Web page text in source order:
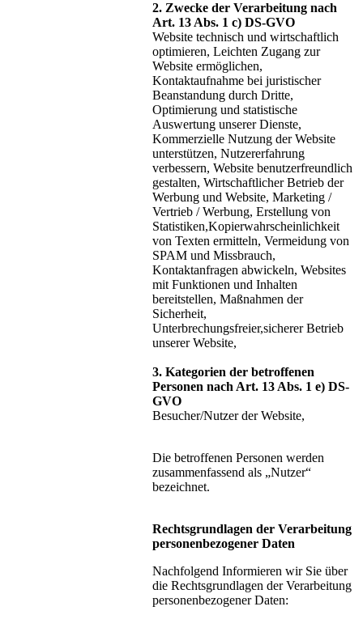
2. Zwecke der Verarbeitung nach
Art. 13 Abs. 1 c) DS-GVO
Website technisch und wirtschaftlich
optimieren, Leichten Zugang zur
Website ermöglichen,
Kontaktaufnahme bei juristischer
Beanstandung durch Dritte,
Optimierung und statistische
Auswertung unserer Dienste,
Kommerzielle Nutzung der Website
unterstützen, Nutzererfahrung
verbessern, Website benutzerfreundlich
gestalten, Wirtschaftlicher Betrieb der
Werbung und Website, Marketing /
Vertrieb / Werbung, Erstellung von
Statistiken,Kopierwahrscheinlichkeit
von Texten ermitteln, Vermeidung von
SPAM und Missbrauch,
Kontaktanfragen abwickeln, Websites
mit Funktionen und Inhalten
bereitstellen, Maßnahmen der
Sicherheit,
Unterbrechungsfreier,sicherer Betrieb
unserer Website,
3. Kategorien der betroffenen
Personen nach Art. 13 Abs. 1 e) DS-
GVO
Besucher/Nutzer der Website,
Die betroffenen Personen werden
zusammenfassend als „Nutzer“
bezeichnet.
Rechtsgrundlagen der Verarbeitung
personenbezogener Daten
Nachfolgend Informieren wir Sie über
die Rechtsgrundlagen der Verarbeitung
personenbezogener Daten: